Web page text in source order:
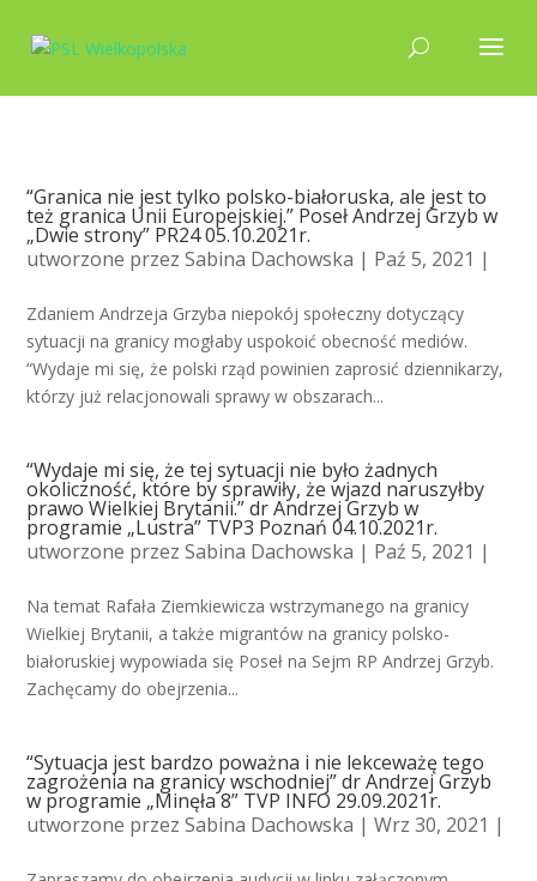
“Granica nie jest tylko polsko-białoruska, ale jest to
też granica Unii Europejskiej.” Poseł Andrzej Grzyb w
„Dwie strony” PR24 05.10.2021r.
utworzone przezSabina Dachowska | Paź 5, 2021 |
Zdaniem Andrzeja Grzyba niepokój społeczny dotyczący
sytuacji na granicy mogłaby uspokoić obecność mediów.
“Wydaje mi się, że polski rząd powinien zaprosić dziennikarzy,
którzy już relacjonowali sprawy w obszarach...
“Wydaje mi się, że tej sytuacji nie było żadnych
okoliczność, które by sprawiły, że wjazd naruszyłby
prawo Wielkiej Brytanii.” dr Andrzej Grzyb w
programie „Lustra” TVP3 Poznań 04.10.2021r.
utworzone przezSabina Dachowska | Paź 5, 2021 |
Na temat Rafała Ziemkiewicza wstrzymanego na granicy
Wielkiej Brytanii, a także migrantów na granicy polsko-
białoruskiej wypowiada się Poseł na Sejm RP Andrzej Grzyb.
Zachęcamy do obejrzenia...
“Sytuacja jest bardzo poważna i nie lekceważę tego
zagrożenia na granicy wschodniej” dr Andrzej Grzyb
w programie „Minęła 8” TVP INFO 29.09.2021r.
utworzone przezSabina Dachowska | Wrz 30, 2021 |